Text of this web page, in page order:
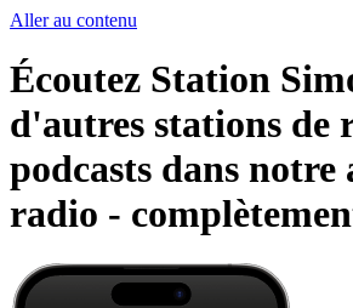
Aller au contenu
Écoutez Station
d'autres stations de
podcasts dans
radio -